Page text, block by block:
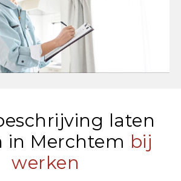
laten
in Merchtem bij
werken